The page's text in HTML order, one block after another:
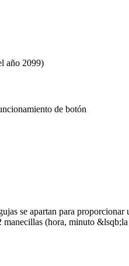
año 2099)
de botón
se apartan para
(hora, minuto